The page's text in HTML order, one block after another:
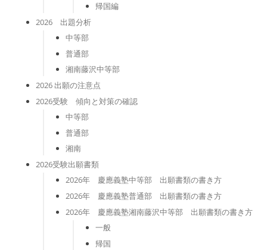
帰国編
2026 出題分析
中等部
普通部
湘南藤沢中等部
2026 出願の注意点
2026受験 傾向と対策の確認
中等部
普通部
湘南
2026受験出願書類
2026年 慶應義塾中等部 出願書類の書き方
2026年 慶應義塾普通部 出願書類の書き方
2026年 慶應義塾湘南藤沢中等部 出願書類の書き方
一般
帰国